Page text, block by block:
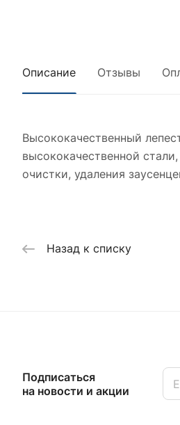
Описание Отзывы
Высококачественный
высококачественной
очистки, удаления
Назад к списку
Подписаться
на новости и акции